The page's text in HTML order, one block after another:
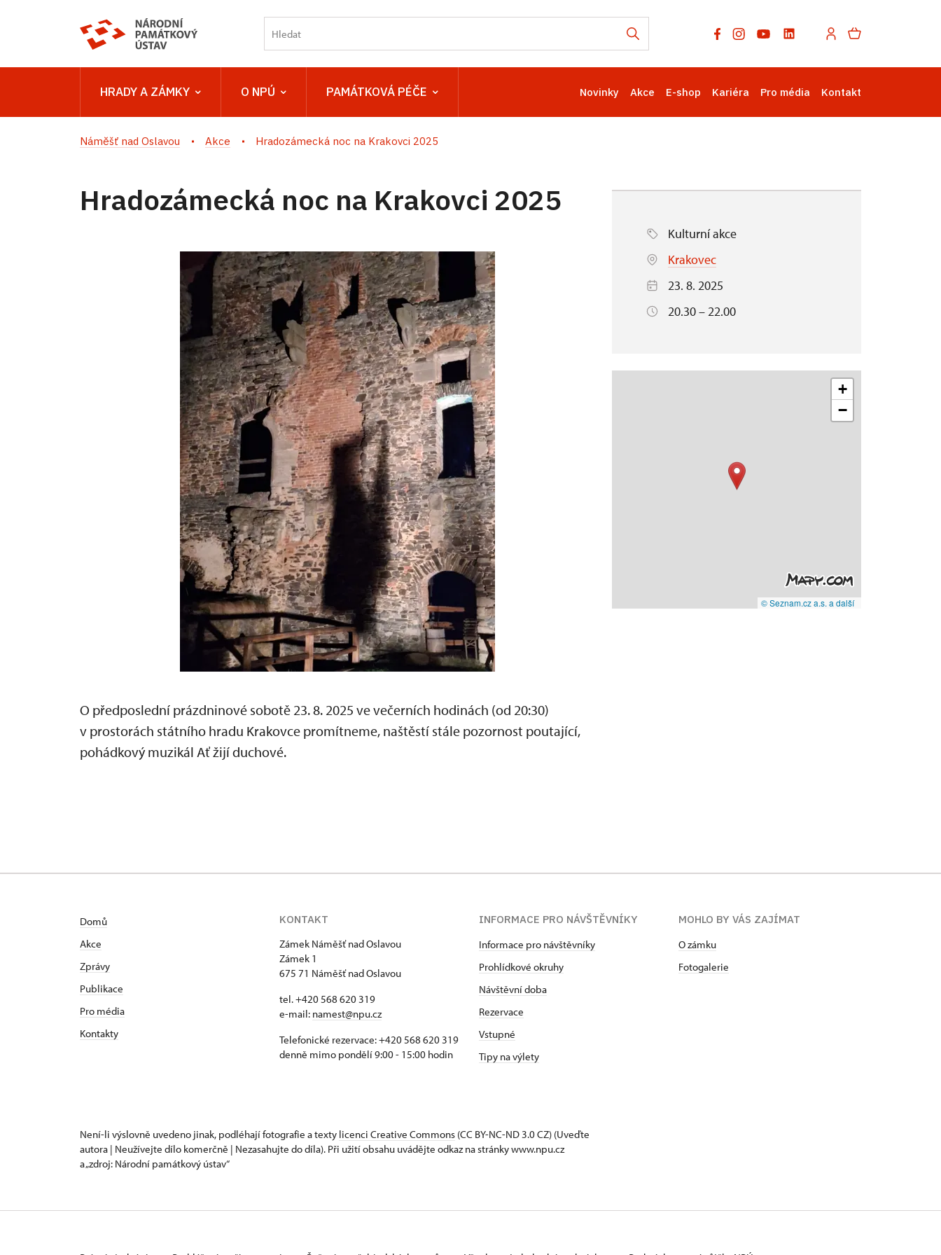
HRADY A ZÁMKY O NPÚ PAMÁTKOVÁ PÉČE Novinky Akce E-shop Kariéra Pro média Kontakt
Náměšť nad Oslavou Akce Hradozámecká noc na Krakovci 2025
Hradozámecká noc na Krakovci 2025
O předposlední prázdninové sobotě 23. 8. 2025 ve večerních hodinách (od 20:30)
v prostorách státního hradu Krakovce promítneme, naštěstí stále pozornost poutající,
pohádkový muzikál Ať žijí duchové.
Kulturní akce
Krakovec
23. 8. 2025
20.30 – 22.00
+
−
© Seznam.cz a.s. a další
Domů
Akce
Zprávy
Publikace
Pro média
Kontakty
KONTAKT
Zámek Náměšť nad Oslavou
Zámek 1
675 71 Náměšť nad Oslavou
tel. +420 568 620 319
e-mail: namest@npu.cz
Telefonické rezervace: +420 568 620 319
denně mimo pondělí 9:00 - 15:00 hodin
INFORMACE PRO NÁVŠTĚVNÍKY
Informace pro návštěvníky
Prohlídkové okruhy
Návštěvní doba
Rezervace
Vstupné
Tipy na výlety
MOHLO BY VÁS ZAJÍMAT
O zámku
Fotogalerie
Není-li výslovně uvedeno jinak, podléhají fotografie a texty licenci Creative Commons (CC BY-NC-ND 3.0 CZ) (Uveďte
autora | Neužívejte dílo komerčně | Nezasahujte do díla). Při užití obsahu uvádějte odkaz na stránky www.npu.cz
a „zdroj: Národní památkový ústav“